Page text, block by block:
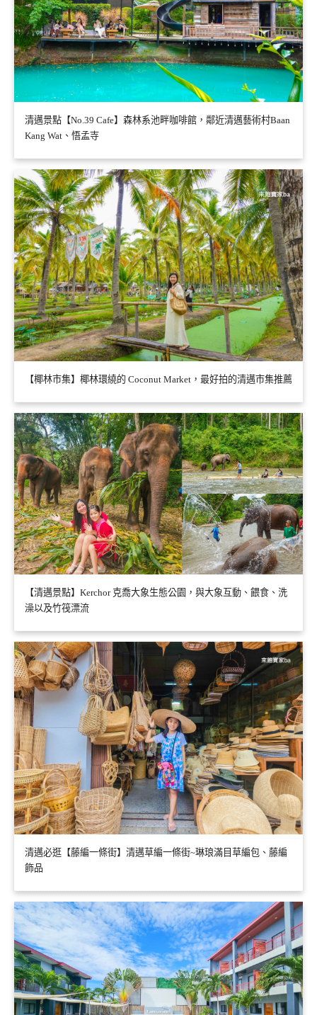
清邁景點【No.39 Cafe】森林系池畔咖啡館，鄰近清邁藝術村Baan
Kang Wat、悟孟寺
【椰林市集】椰林環繞的 Coconut Market，最好拍的清邁市集推薦
【清邁景點】Kerchor 克喬大象生態公園，與大象互動、餵食、洗
澡以及竹筏漂流
清邁必逛【藤編一條街】清邁草編一條街~琳琅滿目草編包、藤編
飾品